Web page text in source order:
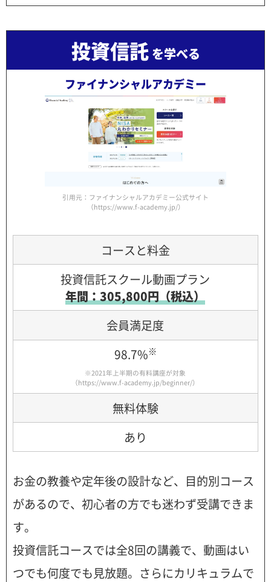
投資信託を学べる
ファイナンシャルアカデミー
引用元：ファイナンシャルアカデミー公式サイト
（https://www.f-academy.jp/）
コースと料金
投資信託スクール動画プラン
年間：305,800円（税込）
会員満足度
98.7%※
※2021年上半期の有料講座が対象
（https://www.f-academy.jp/beginner/）
無料体験
あり
お金の教養や定年後の設計など、目的別コース
があるので、初心者の方でも迷わず受講できま
す。
投資信託コースでは全8回の講義で、動画はい
つでも何度でも見放題。さらにカリキュラムで